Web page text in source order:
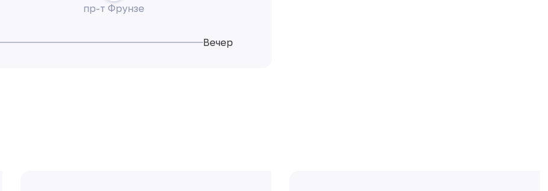
пр-т Фрунзе
Вечер